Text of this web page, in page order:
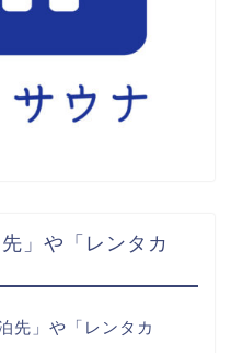
」や「レンタカ
先」や「レンタカ